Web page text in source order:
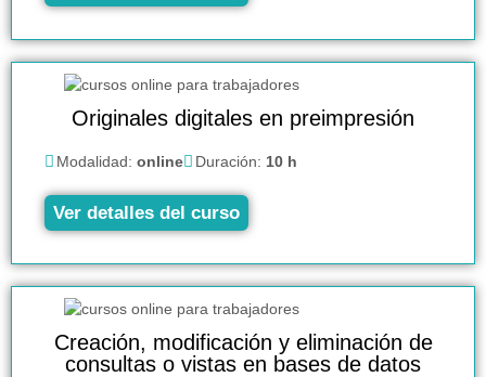
Originales digitales en preimpresión
Modalidad: online Duración: 10 h
Ver detalles del curso
Creación, modificación y eliminación de
consultas o vistas en bases de datos